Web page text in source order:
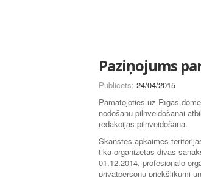
Paziņojums
Publicēts: 24/04/2015
Pamatojoties uz Rīgas
nodošanu pilnveidošanai
redakcijas pilnveidošana.
Skanstes apkaimes
tika organizētas divas
01.12.2014. profesionālo
privātpersonu priekšlikumi